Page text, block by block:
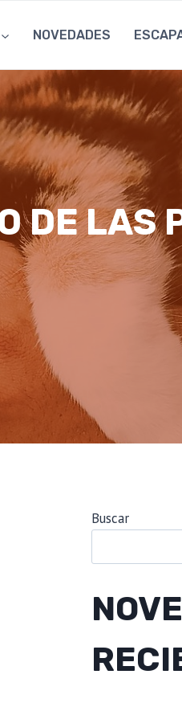
NOVEDADES
DE LAS
Buscar